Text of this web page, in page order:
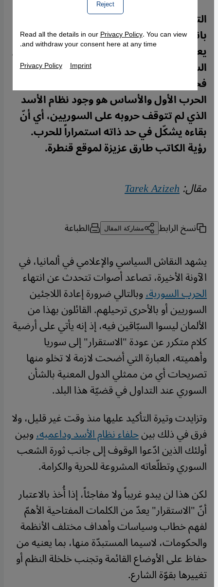
التوصل إلى وقف لإطلاق النار أو الإقرار
بانتصار نظام الأسد في الحرب السورية لا
يعني نهاية الحرب، فالحرب تنتهي عند تحقيق
السلام، والسلام لا يتحقق بوقف الحرب
فحسب بل بزوال أسبابها. وبما أنّ سبب
الحرب الأول والأساس هو وجود نظام الأسد
الذي لم تتوقف حروبه على السوريين، أي أنّ
بقاءه يشكّل في حد ذاته استمراراً للحرب.
رؤية الكاتب طارق عزيزة لموقع قنطرة.
مقال:Tarek Azizeh
نسخ الرابط مشاركة المقال الطباعة
يشهد النقاش السياسي والإعلامي في ألمانيا، في
الآونة الأخيرة، تصاعد أصوات تتحدث عن انتهاء
الحرب السورية،وبالتالي ضرورة إعادة اللاجئين
السوريين أو بالأحرى ترحيلهم. القائلون بهذا من
الألمان ليسوا السبّاقين فيه، إذ إنه يأتي على أرضية
كلام متكرر عن عودة "الاستقرار" إلى سوريا
وأهميته، العبارة التي أضحت لازمة لا تخلو منها
تصريحات أي من ممثلي الدول المعنية بالشأن
السوري عند التداول في قضيّة هذا البلد.
وتزايدت وتيرة التأكيد عليها منذ وقت غير قليل، ولا
فرق في ذلك بينحلفاء نظام الأسد وداعميه،وبين
أولئك الذين ادّعوا الوقوف إلى جانب ثورة الشعب
السوري وتطلّعاته المشروعة للحرية والكرامة.
لكن هذا لن يبدو غريباً ولا مفاجئاً، إذا أُخذ بالاعتبار
أنّ "الاستقرار" يعدّ من الكلمات المفتاحية الأهمّ
لفهم خطاب وسياسات وأهداف مختلف الأنظمة
والحكومات، لاسيما المستبدّة منها، بما يعنيه من
حفاظ على الأوضاع القائمة وتجنب خلخلة النظم أو
تغييرها بقوّة الشارع.
Reject
Read all the details in ourPrivacy Policy. You can view
and withdraw your consent here at any time.
Privacy Policy Imprint